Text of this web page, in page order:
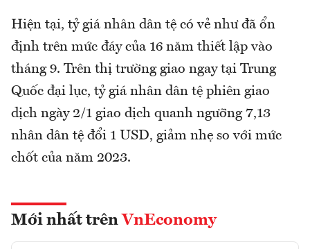
Hiện tại, tỷ giá nhân dân tệ có vẻ như đã ổn
định trên mức đáy của 16 năm thiết lập vào
tháng 9. Trên thị trường giao ngay tại Trung
Quốc đại lục, tỷ giá nhân dân tệ phiên giao
dịch ngày 2/1 giao dịch quanh ngưỡng 7,13
nhân dân tệ đổi 1 USD, giảm nhẹ so với mức
chốt của năm 2023.
Mới nhất trên VnEconomy